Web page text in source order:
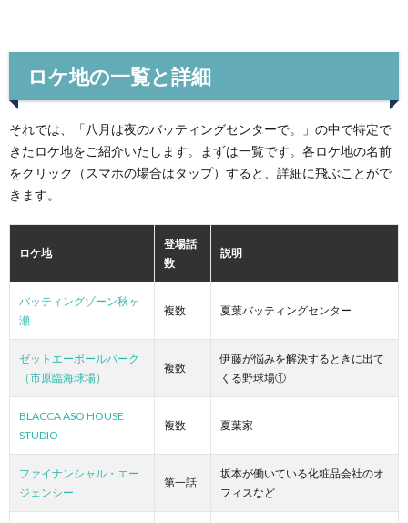
ロケ地の一覧と詳細
それでは、「八月は夜のバッティングセンターで。」の中で特定で
きたロケ地をご紹介いたします。まずは一覧です。各ロケ地の名前
をクリック（スマホの場合はタップ）すると、詳細に飛ぶことがで
きます。
ロケ地
登場話
数
説明
バッティングゾーン秋ヶ
瀬
複数 夏葉バッティングセンター
ゼットエーボールパーク
（市原臨海球場）
複数
伊藤が悩みを解決するときに出て
くる野球場①
BLACCA ASO HOUSE
STUDIO
複数 夏葉家
ファイナンシャル・エー
ジェンシー
第一話
坂本が働いている化粧品会社のオ
フィスなど